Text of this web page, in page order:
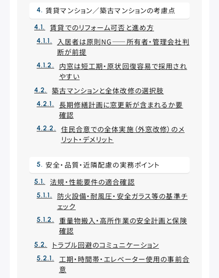
賃貸マンション／築古マンションの考慮点
賃貸でのリフォーム可否と進め方
入居者は原則NG——所有者・管理会社判
断が前提
内窓は短工期・原状回復容易で採用され
やすい
築古マンションと全体改修の選択肢
長期修繕計画に窓更新が含まれるか要
確認
住民合意での全体実施（外窓改修）のメ
リット・デメリット
安全・品質・近隣配慮の実務ポイント
法規・性能要件の適合確認
防火設備・耐風圧・安全ガラス等の基準チ
ェック
重量物搬入・高所作業の安全計画と保険
確認
トラブル回避のコミュニケーション
工期・時間帯・エレベーター使用の事前合
意